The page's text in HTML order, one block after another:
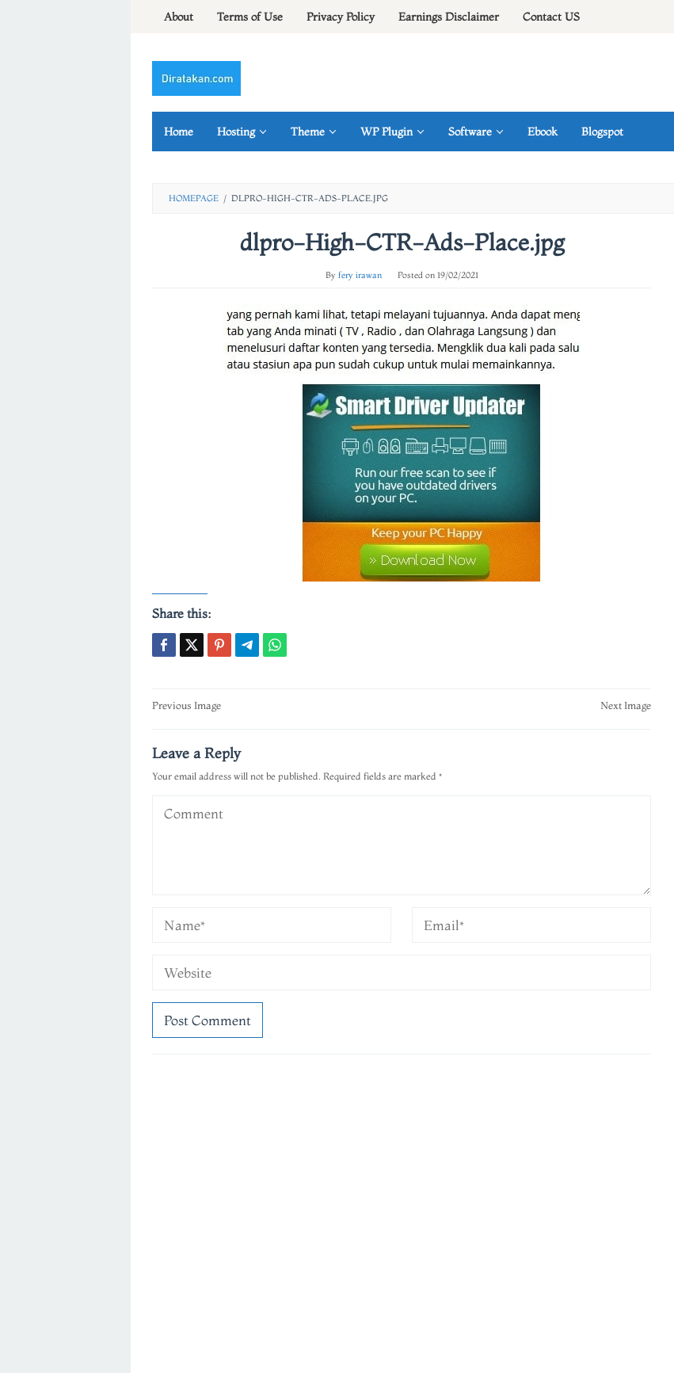
About Terms of Use Privacy Policy Earnings Disclaimer Contact US
Home Hosting Theme WP Plugin Software Ebook Blogspot
HOMEPAGE / DLPRO-HIGH-CTR-ADS-PLACE.JPG
dlpro-High-CTR-Ads-Place.jpg
By fery irawan Posted on 19/02/2021
Share this:
Post
Previous Image Next Image
Leave a Reply
Your email address will not be published. Required fields are marked *